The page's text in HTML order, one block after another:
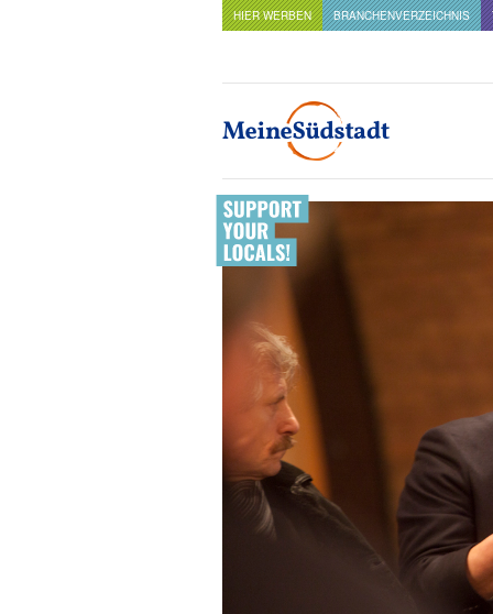
HIER WERBEN BRANCHENVERZEICHNIS